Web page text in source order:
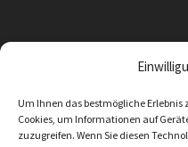
Um Ihnen das bestmögliche
Cookies, um Informationen auf
zuzugreifen. Wenn Sie diesen